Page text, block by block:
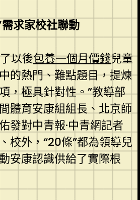
求家校社聯動
以後包養一個月價錢兒童
的熱門、難點題目，提煉
，極具針對性。”教導部
體育安康組組長、北京師
發對中青報·中青網記者
校外，“20條”都為領導兒
安康認識供給了實際根